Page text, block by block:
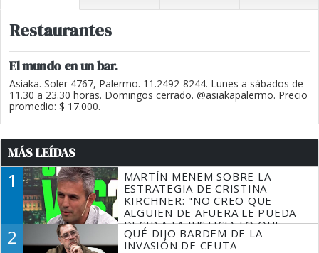
Restaurantes
El mundo en un bar.
Asiaka. Soler 4767, Palermo. 11.2492-8244. Lunes a sábados de
11.30 a 23.30 horas. Domingos cerrado. @asiakapalermo. Precio
promedio: $ 17.000.
MÁS LEÍDAS
1
MARTÍN MENEM SOBRE LA
ESTRATEGIA DE CRISTINA
KIRCHNER: "NO CREO QUE
ALGUIEN DE AFUERA LE PUEDA
DECIR A LA JUSTICIA LO QUE
TIENE QUE HACER"
2
QUÉ DIJO BARDEM DE LA
INVASIÓN DE CEUTA